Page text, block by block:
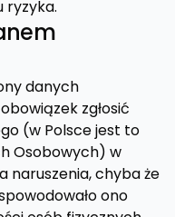
ryzyka.
danych
zgłosić
(w Polsce jest to
Osobowych) w
naruszenia, chyba że
ono